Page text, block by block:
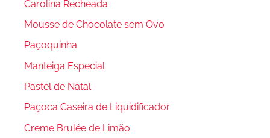
Carolina Recheada
Mousse de Chocolate sem Ovo
Paçoquinha
Manteiga Especial
Pastel de Natal
Paçoca Caseira de Liquidificador
Creme Brulée de Limão